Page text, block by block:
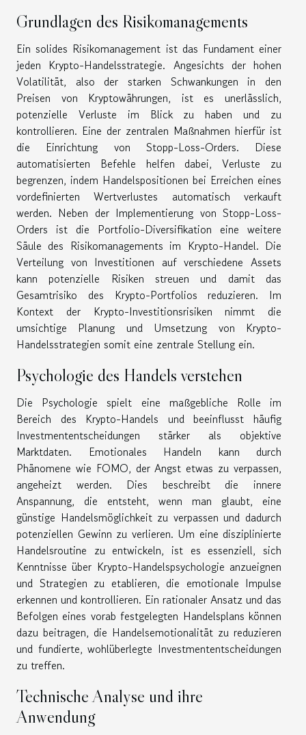
Grundlagen des Risikomanagements
Ein solides Risikomanagement ist das Fundament einer
jeden Krypto-Handelsstrategie. Angesichts der hohen
Volatilität, also der starken Schwankungen in den
Preisen von Kryptowährungen, ist es unerlässlich,
potenzielle Verluste im Blick zu haben und zu
kontrollieren. Eine der zentralen Maßnahmen hierfür ist
die Einrichtung von Stopp-Loss-Orders. Diese
automatisierten Befehle helfen dabei, Verluste zu
begrenzen, indem Handelspositionen bei Erreichen eines
vordefinierten Wertverlustes automatisch verkauft
werden. Neben der Implementierung von Stopp-Loss-
Orders ist die Portfolio-Diversifikation eine weitere
Säule des Risikomanagements im Krypto-Handel. Die
Verteilung von Investitionen auf verschiedene Assets
kann potenzielle Risiken streuen und damit das
Gesamtrisiko des Krypto-Portfolios reduzieren. Im
Kontext der Krypto-Investitionsrisiken nimmt die
umsichtige Planung und Umsetzung von Krypto-
Handelsstrategien somit eine zentrale Stellung ein.
Psychologie des Handels verstehen
Die Psychologie spielt eine maßgebliche Rolle im
Bereich des Krypto-Handels und beeinflusst häufig
Investmententscheidungen stärker als objektive
Marktdaten. Emotionales Handeln kann durch
Phänomene wie FOMO, der Angst etwas zu verpassen,
angeheizt werden. Dies beschreibt die innere
Anspannung, die entsteht, wenn man glaubt, eine
günstige Handelsmöglichkeit zu verpassen und dadurch
potenziellen Gewinn zu verlieren. Um eine disziplinierte
Handelsroutine zu entwickeln, ist es essenziell, sich
Kenntnisse über Krypto-Handelspsychologie anzueignen
und Strategien zu etablieren, die emotionale Impulse
erkennen und kontrollieren. Ein rationaler Ansatz und das
Befolgen eines vorab festgelegten Handelsplans können
dazu beitragen, die Handelsemotionalität zu reduzieren
und fundierte, wohlüberlegte Investmententscheidungen
zu treffen.
Technische Analyse und ihre
Anwendung